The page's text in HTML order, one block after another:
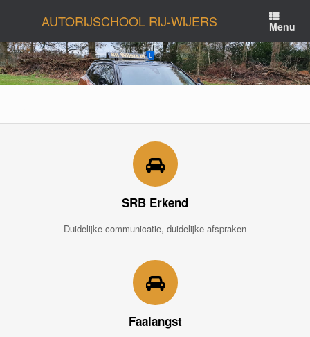
inhoud
AUTORIJSCHOOL RIJ-WIJERS Menu
SRB Erkend
Duidelijke communicatie, duidelijke afspraken
Faalangst